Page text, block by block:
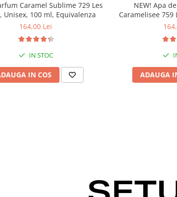
Caramel Sublime 729 Les
Unisex, 100 ml, Equivalenza
164,00 Lei
IN STOC
IN COS
NEW! Apa
Caramelisee 759
100 ml,
ADAUGA